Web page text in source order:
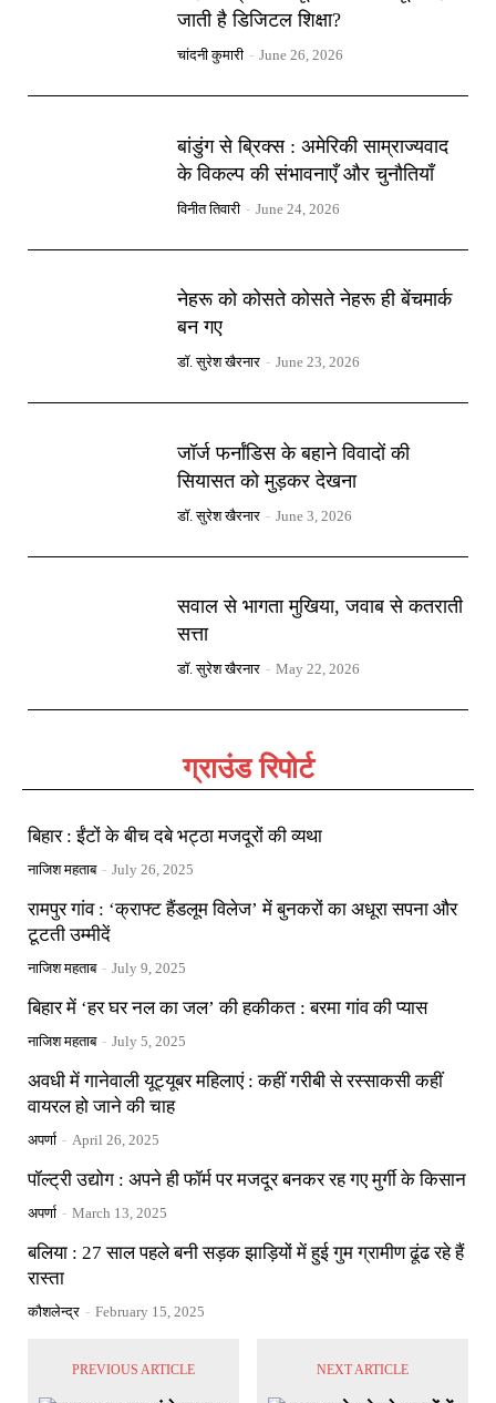
जाती है डिजिटल शिक्षा?
चांदनी कुमारी - June 26, 2026
बांडुंग से ब्रिक्स : अमेरिकी साम्राज्यवाद
के विकल्प की संभावनाएँ और चुनौतियाँ
विनीत तिवारी - June 24, 2026
नेहरू को कोसते कोसते नेहरू ही बेंचमार्क
बन गए
डॉ. सुरेश खैरनार - June 23, 2026
जॉर्ज फर्नांडिस के बहाने विवादों की
सियासत को मुड़कर देखना
डॉ. सुरेश खैरनार - June 3, 2026
सवाल से भागता मुखिया, जवाब से कतराती
सत्ता
डॉ. सुरेश खैरनार - May 22, 2026
ग्राउंड रिपोर्ट
बिहार : ईंटों के बीच दबे भट्ठा मजदूरों की व्यथा
नाजिश महताब - July 26, 2025
रामपुर गांव : ‘क्राफ्ट हैंडलूम विलेज’ में बुनकरों का अधूरा सपना और
टूटती उम्मीदें
नाजिश महताब - July 9, 2025
बिहार में ‘हर घर नल का जल’ की हकीकत : बरमा गांव की प्यास
नाजिश महताब - July 5, 2025
अवधी में गानेवाली यूट्यूबर महिलाएं : कहीं गरीबी से रस्साकसी कहीं
वायरल हो जाने की चाह
अपर्णा - April 26, 2025
पॉल्ट्री उद्योग : अपने ही फॉर्म पर मजदूर बनकर रह गए मुर्गी के किसान
अपर्णा - March 13, 2025
बलिया : 27 साल पहले बनी सड़क झाड़ियों में हुई गुम ग्रामीण ढूंढ रहे हैं
रास्ता
कौशलेन्द्र - February 15, 2025
PREVIOUS ARTICLE NEXT ARTICLE